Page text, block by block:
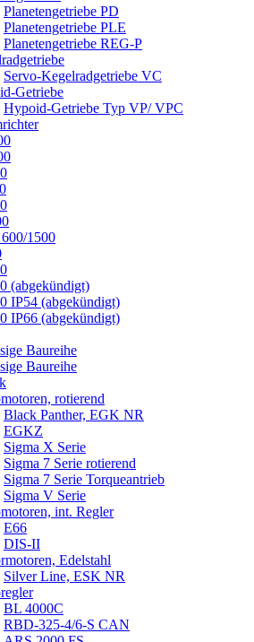
Planetengetriebe PD
Planetengetriebe PLE
Planetengetriebe REG-P
Servo-Kegelradgetriebe VC
Getriebe
Hypoid-Getriebe Typ VP/ VPC
1500
(abgekündigt)
IP54 (abgekündigt)
IP66 (abgekündigt)
Baureihe
Baureihe
rotierend
Black Panther, EGK NR
EGKZ
Sigma X Serie
Sigma 7 Serie rotierend
Sigma 7 Serie Torqueantrieb
Sigma V Serie
int. Regler
E66
DIS-II
Edelstahl
Silver Line, ESK NR
BL 4000C
RBD-325-4/6-S CAN